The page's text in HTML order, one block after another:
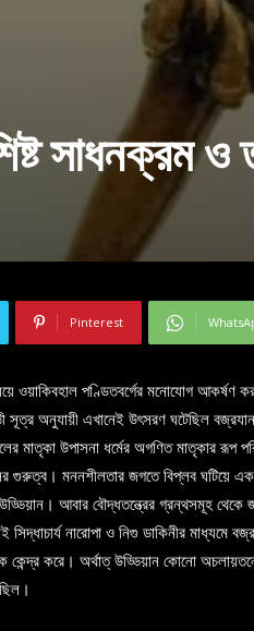
সাধনক্রম
Pinterest
ওয়াকিবহাল পণ্ডিতবর্গের মনোযোগ আকর্ষণ
সূত্র অনুযায়ী এখানেই উৎসরণ ঘটেছিল
মাতৃকা উপাসনা ধর্মের অগণিত মাতৃকার রূপ
গুরুত্ব। মননশীলতার জগতে বিপ্লব ঘটিয়ে
আবার বৌদ্ধতন্ত্রের গ্রন্থসমূহ
নারোপা ও নিগু ডাকিনীর মাধ্যমে
করে। অর্থাত্ উড্ডিয়ান কোনো